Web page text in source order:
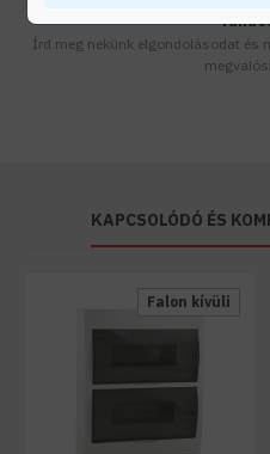
Írd meg nekünk elgondolásodat és
KAPCSOLÓDÓ ÉS
Falon kívüli